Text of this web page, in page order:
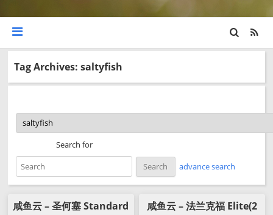
Tag Archives: saltyfish
Search for
advance search
咸鱼云 – 圣何塞 Standard
咸鱼云 – 法兰克福 Elite(2